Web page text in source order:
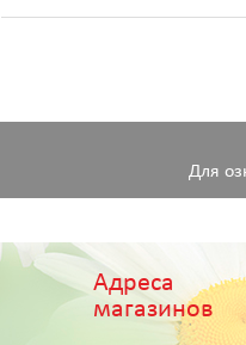
Для
Адреса
магазинов